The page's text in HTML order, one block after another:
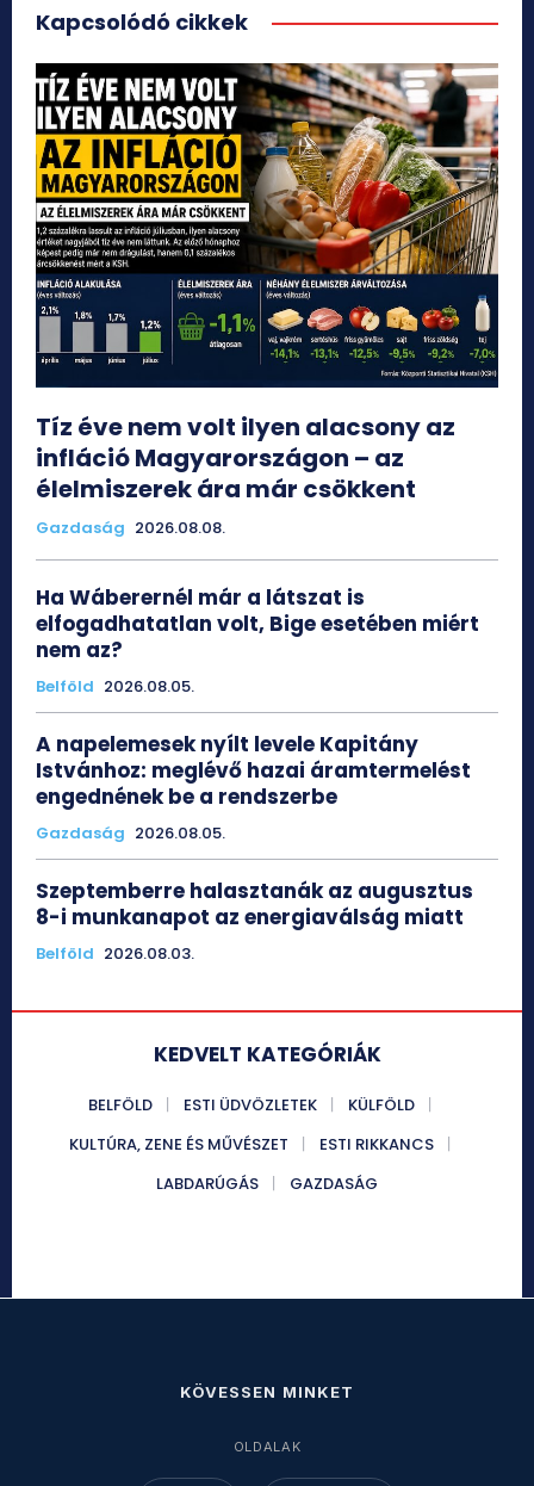
Kapcsolódó cikkek
Tíz éve nem volt ilyen alacsony az
infláció Magyarországon – az
élelmiszerek ára már csökkent
Gazdaság 2026.08.08.
Ha Wáberernél már a látszat is
elfogadhatatlan volt, Bige esetében miért
nem az?
Belföld 2026.08.05.
A napelemesek nyílt levele Kapitány
Istvánhoz: meglévő hazai áramtermelést
engednének be a rendszerbe
Gazdaság 2026.08.05.
Szeptemberre halasztanák az augusztus
8-i munkanapot az energiaválság miatt
Belföld 2026.08.03.
KEDVELT KATEGÓRIÁK
BELFÖLD ESTI ÜDVÖZLETEK
KÜLFÖLD
KULTÚRA, ZENE ÉS MŰVÉSZET
ESTI RIKKANCS
LABDARÚGÁS
GAZDASÁG
KÖVESSEN MINKET
OLDALAK